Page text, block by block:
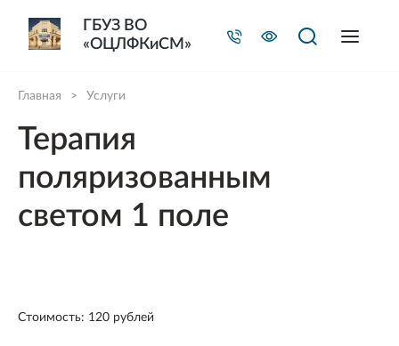
Главная > Услуги
Терапия
поляризованным
светом 1 поле
Стоимость: 120 рублей
ГБУЗ ВО
«ОЦЛФКиСМ»